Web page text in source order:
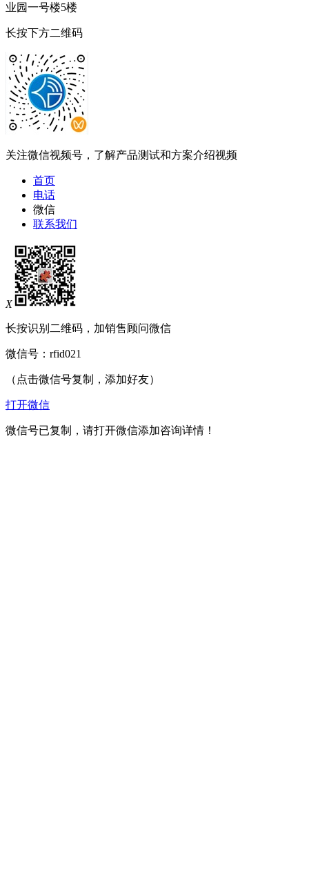
业园一号楼5楼
长按下方二维码
关注微信视频号，了解产品测试和方案介绍视频
首页
电话
微信
联系我们
X
长按识别二维码，加销售顾问微信
微信号： rfid021
（点击微信号复制，添加好友）
打开微信
微信号已复制，请打开微信添加咨询详情！